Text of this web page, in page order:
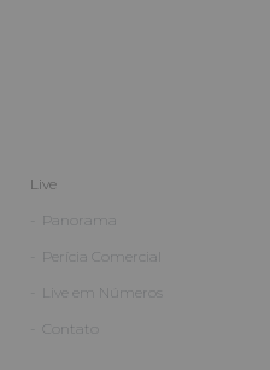
Live
Panorama
Perícia Comercial
Live em Números
Contato